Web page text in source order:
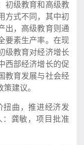
初级教育和高级教
方式不同，其中初
出，高级教育则通
要素生产率。在现
级教育对经济增长
西部经济增长的促
教育发展与社会经
建议。
扭曲，推进经济发
龚敏，项目批准